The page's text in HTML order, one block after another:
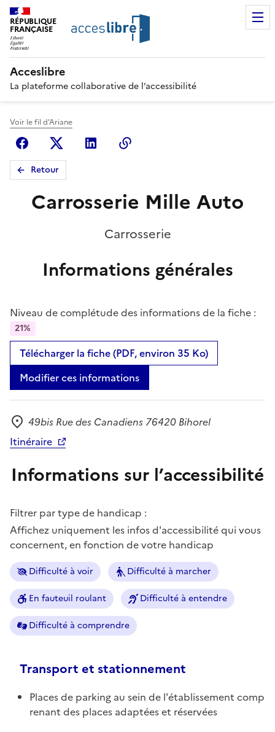
RÉPUBLIQUE
FRANÇAISE
Acceslibre
La plateforme collaborative de l’accessibilité
Voir le fil d'Ariane
FacebookX (anciennement Twitter)
Linkedin
Retour
Carrosserie Mille Auto
Carrosserie
Informations générales
Niveau de complétude des informations de la fiche :
21%
Télécharger la fiche (PDF, environ 35 Ko)
Modifier ces informations
Adresse
49bis Rue des Canadiens 76420 Bihorel
Itinéraire
Informations sur l’accessibilité
Filtrer par type de handicap :
Affichez uniquement les infos d'accessibilité qui vous
concernent, en fonction de votre handicap
Difficulté à voir Difficulté à marcher
En fauteuil roulant Difficulté à entendre
Difficulté à comprendre
Transport et stationnement
Places de parking au sein de l'établissement comp
renant des places adaptées et réservées